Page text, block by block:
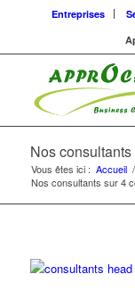
Entreprises
Nos
Vous êtes ici : Accueil /
Nos consultants sur 4